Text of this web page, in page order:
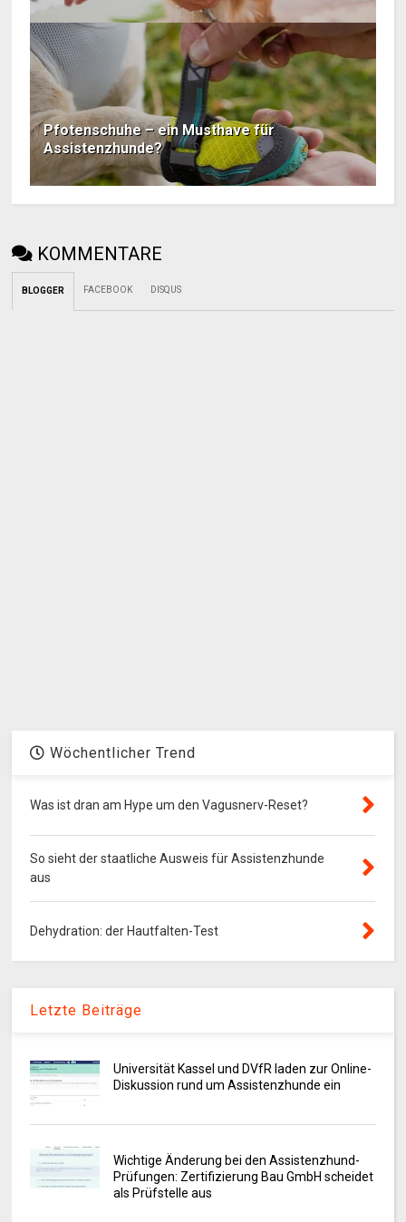
Pfotenschuhe – ein Musthave für
Assistenzhunde?
KOMMENTARE
BLOGGER FACEBOOK DISQUS
Wöchentlicher Trend
Was ist dran am Hype um den Vagusnerv-Reset?
So sieht der staatliche Ausweis für Assistenzhunde
aus
Dehydration: der Hautfalten-Test
Letzte Beiträge
Universität Kassel und DVfR laden zur Online-
Diskussion rund um Assistenzhunde ein
Wichtige Änderung bei den Assistenzhund-
Prüfungen: Zertifizierung Bau GmbH scheidet
als Prüfstelle aus